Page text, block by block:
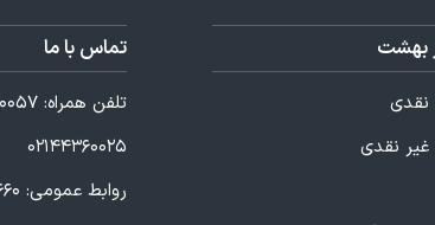
بهشت
نقدی
تماس با ما
تلفن همراه:
۰۲۱۴۴۳۶۰۰۲۵
روابط عمومی: